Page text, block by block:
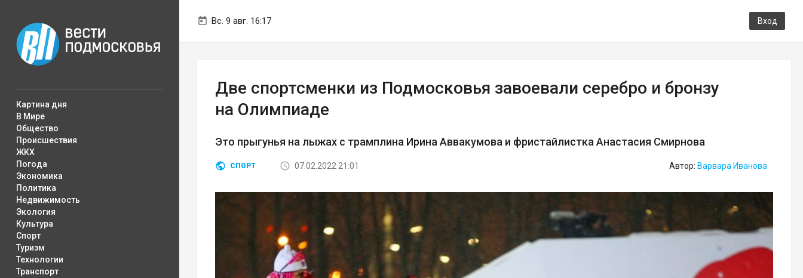
Вс. 9 авг. 16:17 Вход
Картина дня
В Мире
Общество
Происшествия
ЖКХ
Погода
Экономика
Политика
Недвижимость
Экология
Культура
Спорт
Туризм
Технологии
Транспорт
Две спортсменки из Подмосковья завоевали серебро и бронзу
на Олимпиаде
Это прыгунья на лыжах с трамплина Ирина Аввакумова и фристайлистка Анастасия Смирнова
СПОРТ 07.02.2022 21:01 Автор: Варвара Иванова